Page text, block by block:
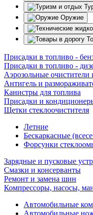
Оружие
Присадки в топливо -
Присадки в топливо -
Аэрозольные очистители
Антигель и
Канистры для топлива
Присадки и
Щетки стеклоочистителя
Летние
Бескаркасные
Форсунки
Зарядные и пусковые
Смазки и консерванты
Ремонт и замена шин
Компрессоры, насосы,
Автомобильные
Автомобильные